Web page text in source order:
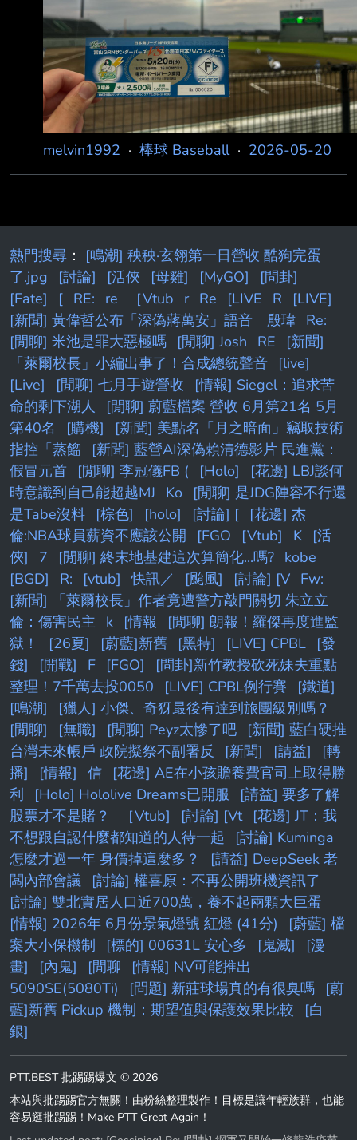
melvin1992 · 棒球 Baseball· 2026-05-20
熱門搜尋 ： [鳴潮] 秧秧·玄翎第一日營收 酷狗完蛋
了.jpg
[討論] [活俠 [母雞] [MyGO]
[問卦]
[Fate]
[ RE: re ［Vtub r Re [LIVE R
[LIVE]
[新聞] 黃偉哲公布「深偽蔣萬安」語音 殷瑋 Re:
[閒聊] 米池是罪大惡極嗎
[閒聊] Josh RE
[新聞]
「萊爾校長」小編出事了！合成總統聲音
[live]
[Live]
[閒聊] 七月手遊營收
[情報] Siegel：追求苦
命的剩下湖人
[閒聊] 蔚藍檔案 營收 6月第21名 5月
第40名
[購機]
[新聞] 美點名「月之暗面」竊取技術
指控「蒸餾
[新聞] 藍營AI深偽賴清德影片 民進黨：
假冒元首
[閒聊] 李冠儀FB ( [Holo]
[花邊] LBJ談何
時意識到自己能超越MJ
Ko
[閒聊] 是JDG陣容不行還
是Tabe沒料
[棕色] [holo] [討論] [
[花邊] 杰
倫:NBA球員薪資不應該公開
[FGO [Vtub] K
[活
俠]
7 [閒聊] 終末地基建這次算簡化...嗎? kobe
[BGD]
R: [vtub] 快訊／ [颱風] [討論] [V Fw:
[新聞] 「萊爾校長」作者竟遭警方敲門關切 朱立立
倫：傷害民主
k [情報
[閒聊] 朗報！羅傑再度進監
獄！
[26夏] [蔚藍]新舊 [黑特] [LIVE] CPBL
[發
錢]
[開戰] F [FGO]
[問卦]新竹教授砍死妹夫重點
整理！7千萬去投0050
[LIVE] CPBL例行賽
[鐵道]
[鳴潮]
[獵人] 小傑、奇犽最後有達到旅團級別嗎？
[閒聊]
[無職] [閒聊] Peyz太慘了吧
[新聞] 藍白硬推
台灣未來帳戶 政院擬祭不副署反
[新聞] [請益]
[轉
播]
[情報] 信
[花邊] AE在小孩贍養費官司上取得勝
利
[Holo] Hololive Dreams已開服
[請益] 要多了解
股票才不是賭？
［Vtub] [討論] [Vt
[花邊] JT：我
不想跟自認什麼都知道的人待一起
[討論] Kuminga
怎麼才過一年 身價掉這麼多？
[請益] DeepSeek 老
闆內部會議
[討論] 權喜原：不再公開班機資訊了
[討論] 雙北實居人口近700萬，養不起兩顆大巨蛋
[情報] 2026年 6月份景氣燈號 紅燈 (41分)
[蔚藍] 檔
案大小保機制
[標的] 00631L 安心多 [鬼滅]
[漫
畫]
[內鬼] [閒聊
[情報] NV可能推出
5090SE(5080Ti)
[問題] 新莊球場真的有很臭嗎
[蔚
藍]新舊 Pickup 機制：期望值與保護效果比較
[白
銀]
PTT.BEST 批踢踢爆文 © 2026
本站與批踢踢官方無關！由粉絲整理製作！目標是讓年輕族群，也能
容易逛批踢踢！Make PTT Great Again！